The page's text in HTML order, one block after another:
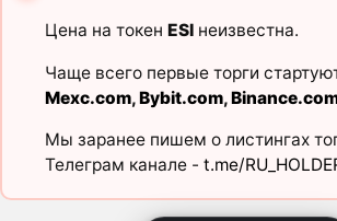
Цена на токен ESIнеизвестна.
Чаще всего первые торги
Mexc.com,Bybit.com,
Мы заранее пишем о листингах
Телеграм канале - t.me/